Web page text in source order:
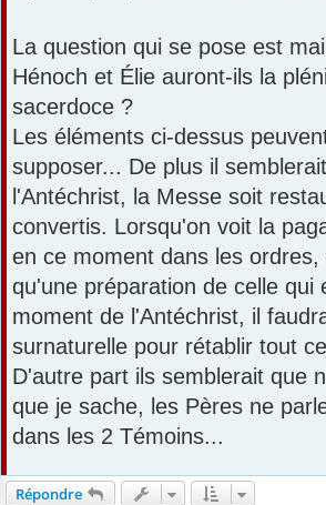
La question qui se pose est
Hénoch et Élie auront-ils la
sacerdoce ?
Les éléments ci-dessus
supposer... De plus il
l'Antéchrist, la Messe soit
convertis. Lorsqu'on voit la
en ce moment dans les
qu'une préparation de celle qui
moment de l'Antéchrist, il
surnaturelle pour rétablir tout
D'autre part ils semblerait que
que je sache, les Pères ne
dans les 2 Témoins...
Répondre